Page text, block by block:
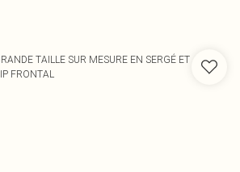
TAILLE SUR MESURE EN SERGÉ ET
FRONTAL